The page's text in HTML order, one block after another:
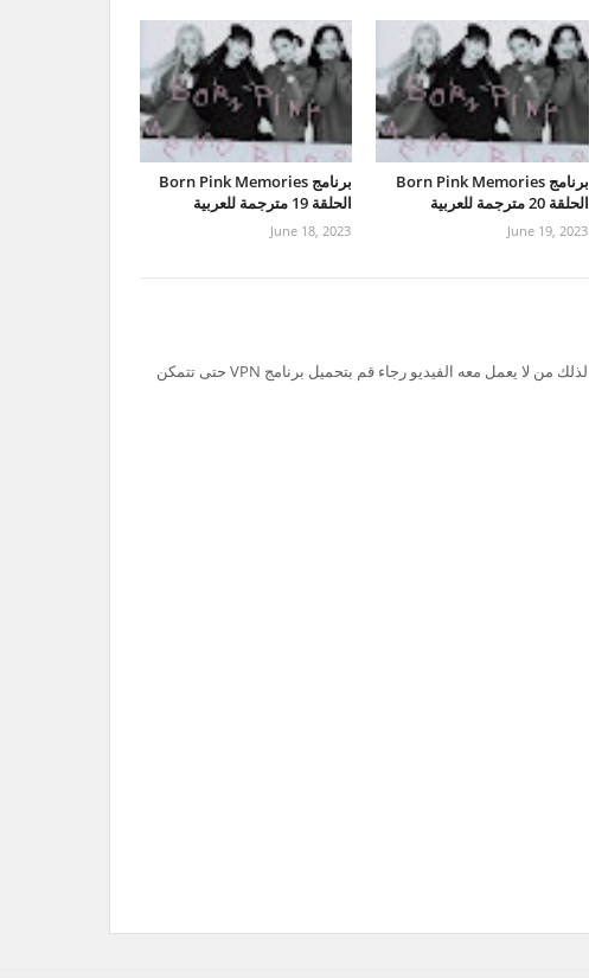
برنامج Born Pink Memories
الحلقة 20 مترجمة للعربية
June 19, 2023
برنامج Born Pink Memories
الحلقة 19 مترجمة للعربية
June 18, 2023
تم حظر سيرفر Ok.ru في السعودية لذلك من لا يعمل معه الفيديو رجاء قم بتحميل برنامج VPN حتى تتمكن